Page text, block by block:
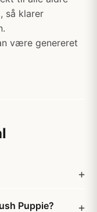
så klarer
være genereret
Puppie?